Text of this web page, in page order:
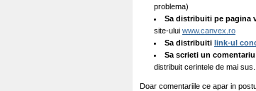
problema)
Sa distribuiti pe pagina
site-ului www.canvex.ro
Sa distribuiti link-ul
Sa scrieti un
distribuit cerintele de mai sus.
Doar comentariile ce apar in